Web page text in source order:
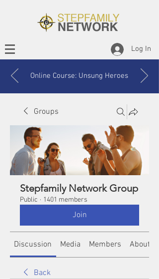
Log In
Online Course: Unsung Heroes
Groups
Stepfamily Network Group
Public · 1401 members
Join
Discussion Media Members About
Back